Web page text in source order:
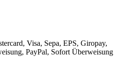
Visa, Sepa, EPS, Giropay,
PayPal, Sofort Überweisung